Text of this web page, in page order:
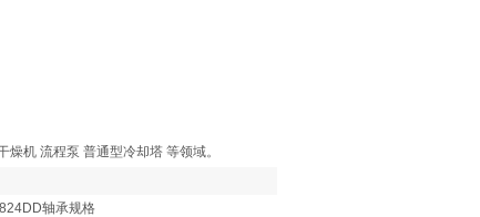
机 流程泵 普通型冷却塔 等领域。
轴承规格